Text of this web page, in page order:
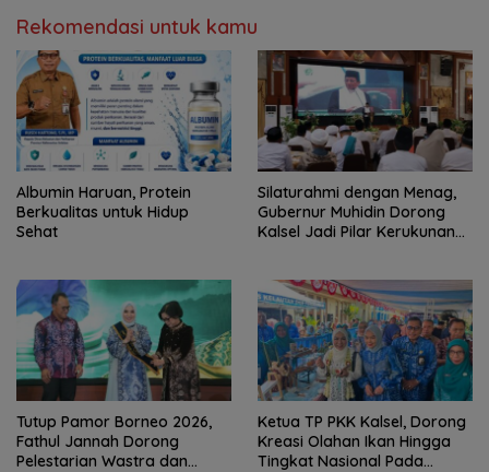
Rekomendasi untuk kamu
Albumin Haruan, Protein
Berkualitas untuk Hidup
Sehat
Silaturahmi dengan Menag,
Gubernur Muhidin Dorong
Kalsel Jadi Pilar Kerukunan
Tutup Pamor Borneo 2026,
Fathul Jannah Dorong
Pelestarian Wastra dan
Ketua TP PKK Kalsel, Dorong
Kreasi Olahan Ikan Hingga
Tingkat Nasional Pada